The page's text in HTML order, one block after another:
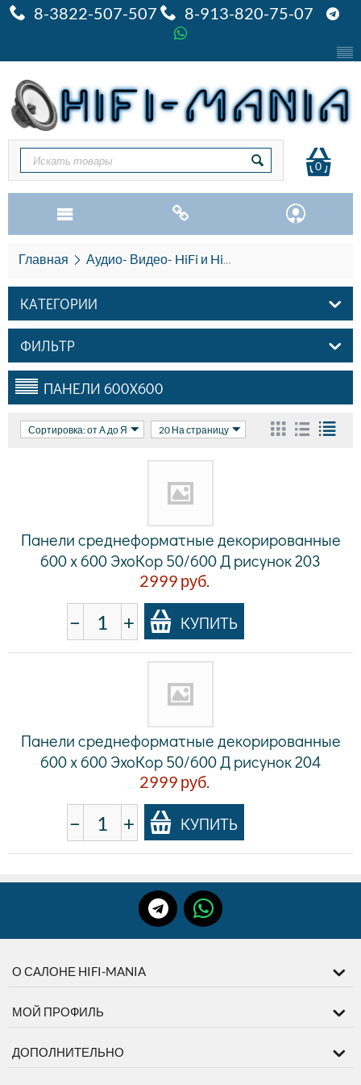
8-3822-507-507 8-913-820-75-07
0
Главная Аудио- Видео- HiFi и HiEND
КАТЕГОРИИ
ФИЛЬТР
ПАНЕЛИ 600Х600
Сортировка: от А до Я 20 На страницу
Панели среднеформатные декорированные
600 x 600 ЭхоКор 50/600 Д рисунок 203
2999 руб.
− + КУПИТЬ
Панели среднеформатные декорированные
600 x 600 ЭхоКор 50/600 Д рисунок 204
2999 руб.
− + КУПИТЬ
О САЛОНЕ HIFI-MANIA
МОЙ ПРОФИЛЬ
ДОПОЛНИТЕЛЬНО